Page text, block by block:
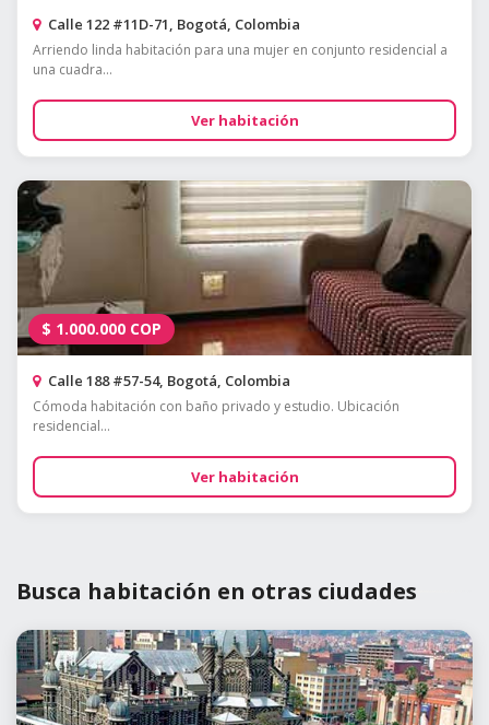
Calle 122 #11D-71, Bogotá, Colombia
Arriendo linda habitación para una mujer en conjunto residencial a
una cuadra...
Ver habitación
$ 1.000.000 COP
Calle 188 #57-54, Bogotá, Colombia
Cómoda habitación con baño privado y estudio. Ubicación
residencial...
Ver habitación
Busca habitación en otras ciudades